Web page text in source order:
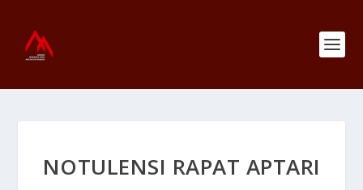
NOTULENSI RAPAT APTARI